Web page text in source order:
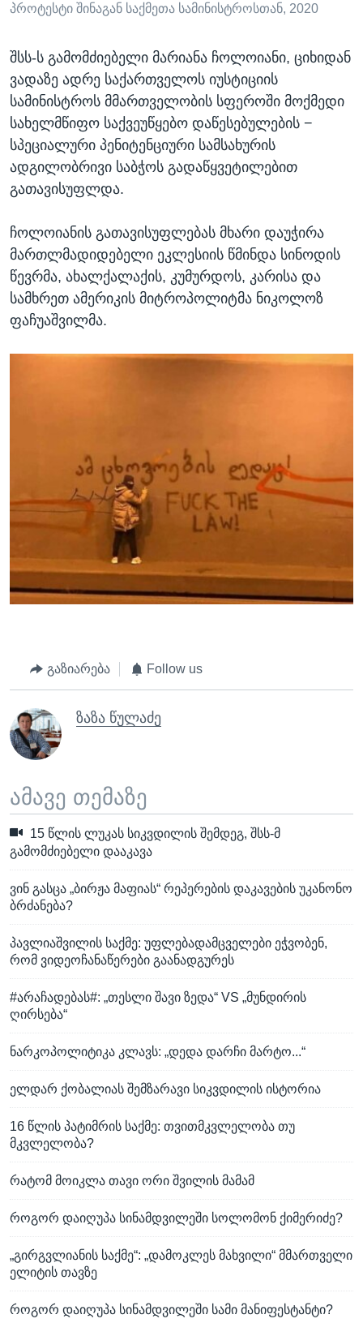
პროტესტი შინაგან საქმეთა სამინისტროსთან, 2020
შსს-ს გამომძიებელი მარიანა ჩოლოიანი, ციხიდან
ვადაზე ადრე საქართველოს იუსტიციის
სამინისტროს მმართველობის სფეროში მოქმედი
სახელმწიფო საქვეუწყებო დაწესებულების −
სპეციალური პენიტენციური სამსახურის
ადგილობრივი საბჭოს გადაწყვეტილებით
გათავისუფლდა.
ჩოლოიანის გათავისუფლებას მხარი დაუჭირა
მართლმადიდებელი ეკლესიის წმინდა სინოდის
წევრმა, ახალქალაქის, კუმურდოს, კარისა და
სამხრეთ ამერიკის მიტროპოლიტმა ნიკოლოზ
ფაჩუაშვილმა.
გაზიარება Follow us
ზაზა წულაძე
ამავე თემაზე
15 წლის ლუკას სიკვდილის შემდეგ, შსს-მ
გამომძიებელი დააკავა
ვინ გასცა „ბირჟა მაფიას“ რეპერების დაკავების უკანონო
ბრძანება?
პავლიაშვილის საქმე: უფლებადამცველები ეჭვობენ,
რომ ვიდეოჩანაწერები გაანადგურეს
#არაჩადებას#: „თესლი შავი ზედა“ VS „მუნდირის
ღირსება“
ნარკოპოლიტიკა კლავს: „დედა დარჩი მარტო...“
ელდარ ქობალიას შემზარავი სიკვდილის ისტორია
16 წლის პატიმრის საქმე: თვითმკვლელობა თუ
მკვლელობა?
რატომ მოიკლა თავი ორი შვილის მამამ
როგორ დაიღუპა სინამდვილეში სოლომონ ქიმერიძე?
„გირგვლიანის საქმე“: „დამოკლეს მახვილი“ მმართველი
ელიტის თავზე
როგორ დაიღუპა სინამდვილეში სამი მანიფესტანტი?